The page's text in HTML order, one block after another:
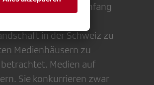
indirekt statt. Seit Anfang
rohes
in der Schweiz zu
Medienhäusern zu
Medien auf
Sie konkurrieren zwar